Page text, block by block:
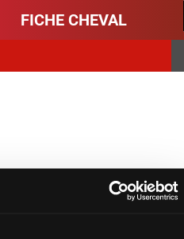
FICHE CHEVAL